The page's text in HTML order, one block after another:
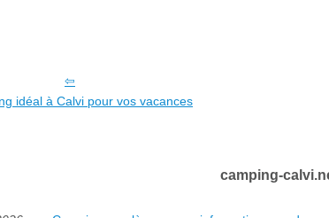
idéal à Calvi pour vos vacances
camping-